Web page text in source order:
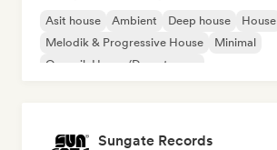
Asit house Ambient Deep house House
Melodik & Progressive House
Minimal
Organik House/Downtempo
Sungate Records